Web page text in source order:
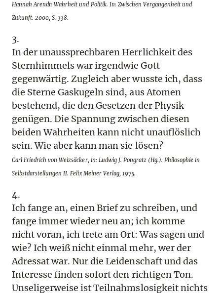
Hannah Arendt: Wahrheit und Politik. In: Zwischen Vergangenheit und
Zukunft. 2000, S. 338.
3.
In der unaussprechbaren Herrlichkeit des
Sternhimmels war irgendwie Gott
gegenwärtig. Zugleich aber wusste ich, dass
die Sterne Gaskugeln sind, aus Atomen
bestehend, die den Gesetzen der Physik
genügen. Die Spannung zwischen diesen
beiden Wahrheiten kann nicht unauflöslich
sein. Wie aber kann man sie lösen?
Carl Friedrich von Weizsäcker, in: Ludwig J. Pongratz (Hg.): Philosophie in
Selbstdarstellungen II. Felix Meiner Verlag, 1975.
4.
Ich fange an, einen Brief zu schreiben, und
fange immer wieder neu an; ich komme
nicht voran, ich trete am Ort: Was sagen und
wie? Ich weiß nicht einmal mehr, wer der
Adressat war. Nur die Leidenschaft und das
Interesse finden sofort den richtigen Ton.
Unseligerweise ist Teilnahmslosigkeit nichts